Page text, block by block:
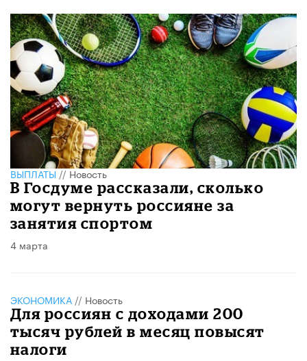
ВЫПЛАТЫ//Новость
В Госдуме рассказали, сколько
могут вернуть россияне за
занятия спортом
4 марта
ЭКОНОМИКА // Новость
Для россиян с доходами 200
тысяч рублей в месяц повысят
налоги